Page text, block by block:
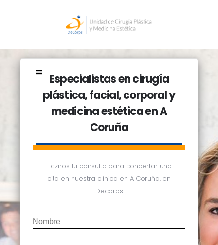
Especialistas en cirugía
plástica, facial, corporal y
medicina estética en A
Coruña
Haznos tu consulta para concertar una
cita en nuestra clínica en A Coruña, en
Decorps